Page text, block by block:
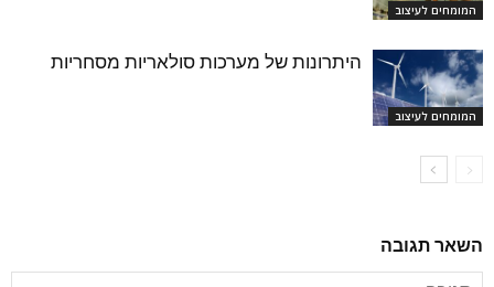
המומחים לעיצוב
המומחים לעיצוב
היתרונות של מערכות סולאריות מסחריות
השאר תגובה